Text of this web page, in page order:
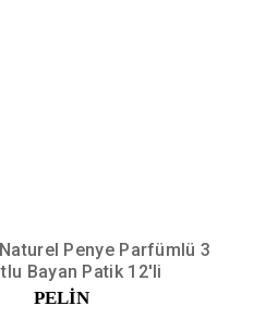
Penye Parfümlü 3
Bayan Patik 12'li
PELİN